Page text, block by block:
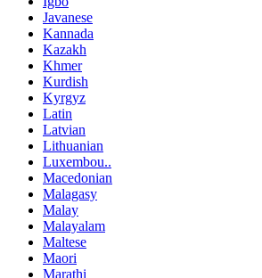
Javanese
Kannada
Kazakh
Khmer
Kurdish
Kyrgyz
Latin
Latvian
Lithuanian
Luxembou..
Macedonian
Malagasy
Malay
Malayalam
Maltese
Maori
Marathi